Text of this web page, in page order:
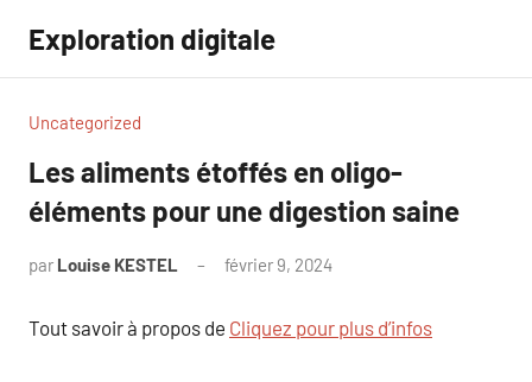
contenu
Exploration digitale
Uncategorized
Les aliments étoffés en oligo-
éléments pour une digestion saine
par Louise KESTEL février 9, 2024
Tout savoir à propos de Cliquez pour plus d’infos